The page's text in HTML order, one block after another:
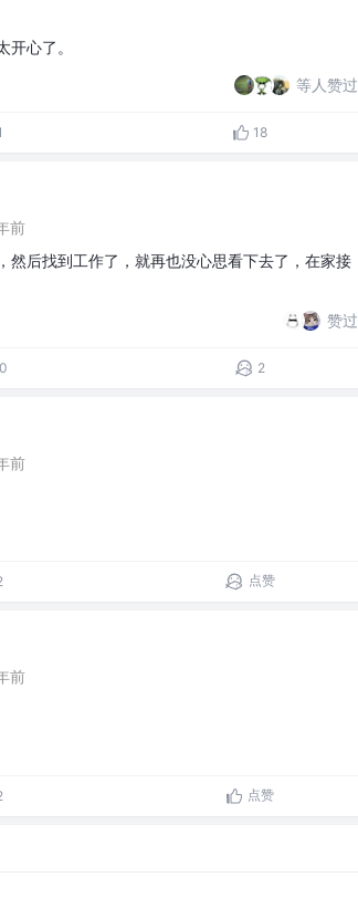
心了。
等人赞过
18
前
然后找到工作了，就再也没心思看下去了，在家接
赞过
2
前
点赞
前
点赞